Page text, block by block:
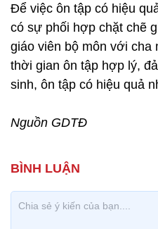
Để việc ôn tập có hiệu
có sự phối hợp chặt chẽ
giáo viên bộ môn với cha
thời gian ôn tập hợp lý,
sinh, ôn tập có hiệu quả
Nguồn GDTĐ